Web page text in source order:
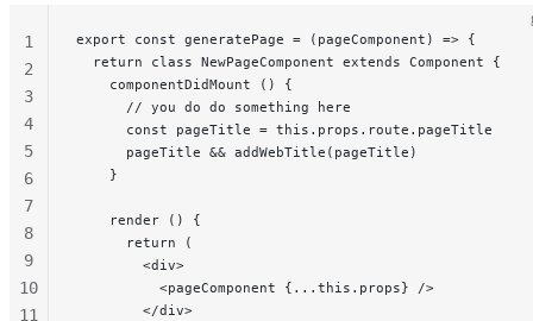
export const generatePage = (pageComponent) => {
  return class NewPageComponent extends Component {
    componentDidMount () {
      // you do do something here
      const pageTitle = this.props.route.pageTitle
      pageTitle && addWebTitle(pageTitle)
    }
    render () {
      return (
        <div>
          <pageComponent {...this.props} />
        </div>
1
2
3
4
5
6
7
8
9
10
11